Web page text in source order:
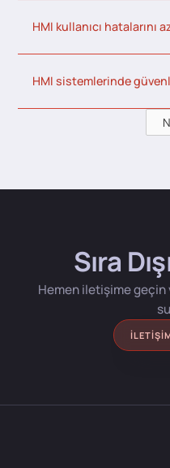
HMI kullanıcı hatalarını
HMI sistemlerinde
Sıra
Hemen iletişime